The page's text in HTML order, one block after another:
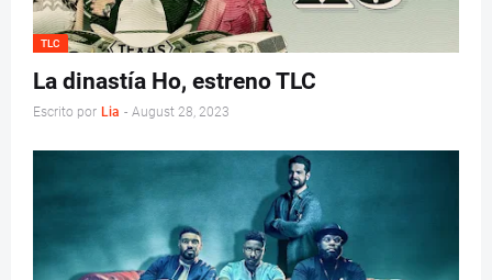
TLC
La dinastía Ho, estreno TLC
Escrito por Lia - August 28, 2023